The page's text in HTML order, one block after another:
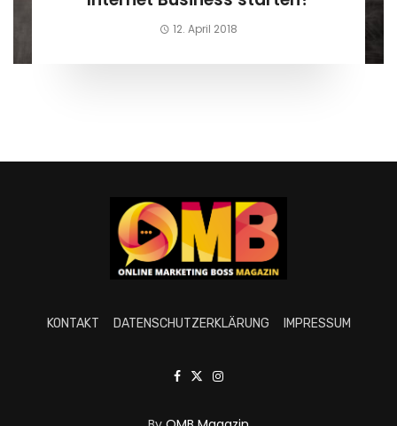
12. April 2018
KONTAKT DATENSCHUTZERKLÄRUNG IMPRESSUM